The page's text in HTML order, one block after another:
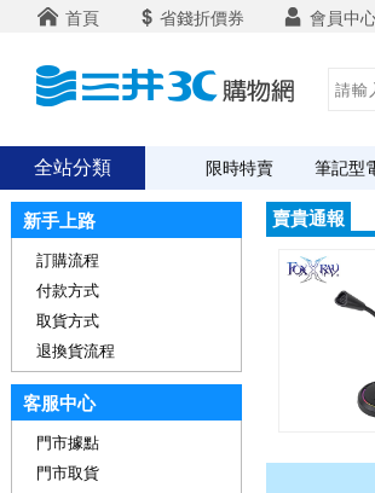
首頁 省錢折價券 會員中
全站分類 限時特賣 筆記型
賣貴通報
新手上路
訂購流程
付款方式
取貨方式
退換貨流程
客服中心
門市據點
門市取貨